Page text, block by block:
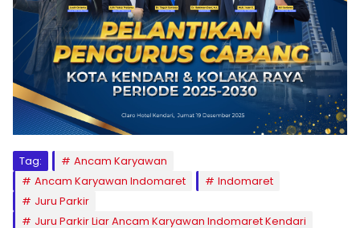
Tag:
Ancam Karyawan
Ancam Karyawan Indomaret
Indomaret
Juru Parkir
Juru Parkir Liar Ancam Karyawan Indomaret Kendari